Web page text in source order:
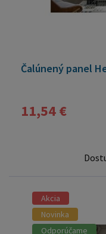
Čalúnený panel
11,54 €
Akcia
Novinka
Odporúčame